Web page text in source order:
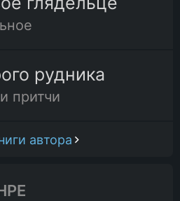
рудника
притчи
автора